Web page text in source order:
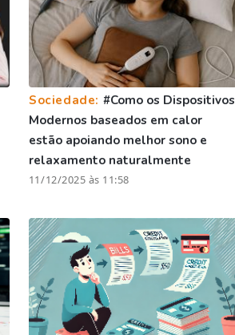
Sociedade: #Como os Dispositivos
Modernos baseados em calor
estão apoiando melhor sono e
relaxamento naturalmente
11/12/2025 às 11:58